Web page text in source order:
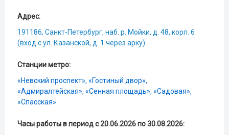
Адрес:
191186, Санкт-Петербург, наб. р. Мойки, д. 48, корп. 6
(вход с ул. Казанской, д. 1 через арку)
Станции метро:
«Невский проспект», «Гостиный двор»,
«Адмиралтейская», «Сенная площадь», «Садовая»,
«Спасская»
Часы работы в период с 20.06.2026 по 30.08.2026: